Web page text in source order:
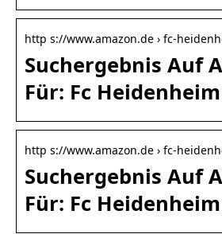
http s://www.amazon.de › fc-
Suchergebnis Auf
Für: Fc Heidenheim
http s://www.amazon.de › fc-
Suchergebnis Auf
Für: Fc